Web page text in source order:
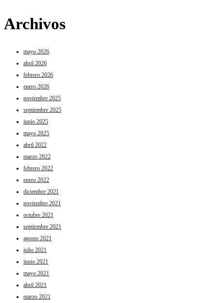
Archivos
mayo 2026
abril 2026
febrero 2026
enero 2026
noviembre 2025
septiembre 2025
junio 2025
mayo 2025
abril 2022
marzo 2022
febrero 2022
enero 2022
diciembre 2021
noviembre 2021
octubre 2021
septiembre 2021
agosto 2021
julio 2021
junio 2021
mayo 2021
abril 2021
marzo 2021